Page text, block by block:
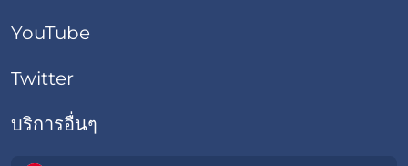
YouTube
Twitter
บริการอื่นๆ